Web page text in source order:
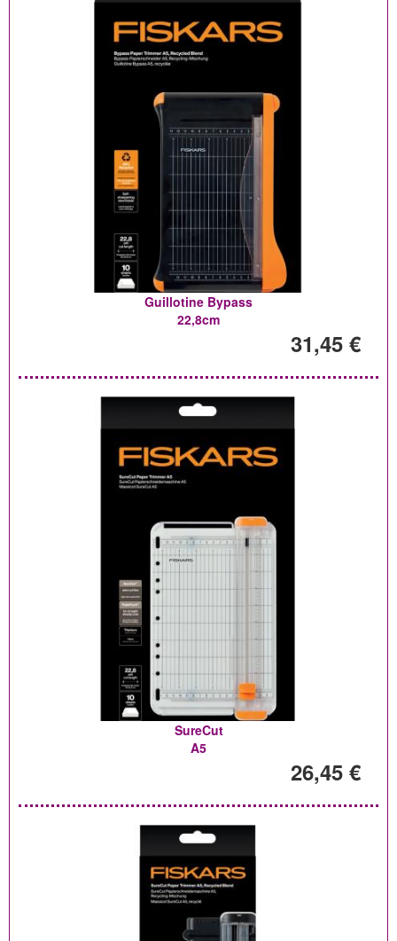
Guillotine Bypass
22,8cm
31,45 €
SureCut
A5
26,45 €